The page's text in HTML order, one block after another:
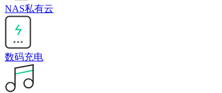
NAS私有云
数码充电